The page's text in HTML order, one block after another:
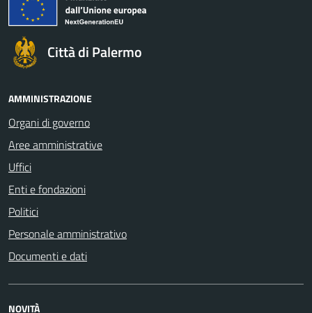
Città di Palermo
AMMINISTRAZIONE
Organi di governo
Aree amministrative
Uffici
Enti e fondazioni
Politici
Personale amministrativo
Documenti e dati
NOVITÀ